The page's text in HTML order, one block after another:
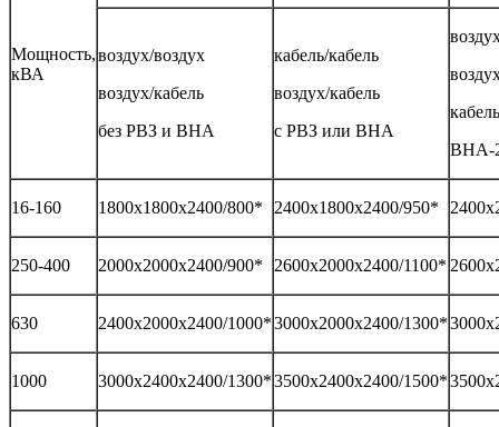
Мощность,
кВА
воздух/воздух
воздух/кабель
без РВЗ и ВНА
кабель/кабель
воздух/кабель
с РВЗ или ВНА
ВНА-
16-160 1800х1800х2400/800* 2400х1800х2400/950*
250-400 2000х2000х2400/900* 2600х2000х2400/1100*
630 2400х2000х2400/1000*3000х2000х2400/1300*
1000 3000х2400х2400/1300*3500х2400х2400/1500*